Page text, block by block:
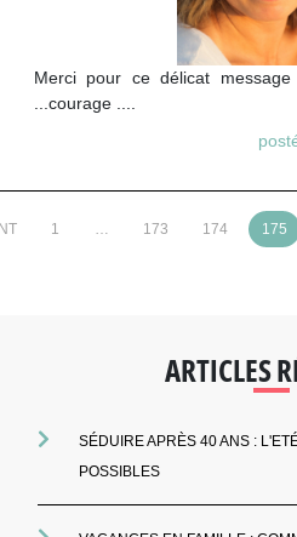
Merci pour ce délicat
...courage ....
1 … 173 174 175
ARTICLES
SÉDUIRE APRÈS 40 ANS :
POSSIBLES